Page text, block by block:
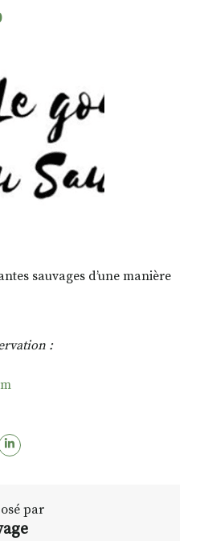
À LA NEWSLETTER
INSTAGRAM
LINKEDINYOUTUBE
sauvages d’une manière
:
par